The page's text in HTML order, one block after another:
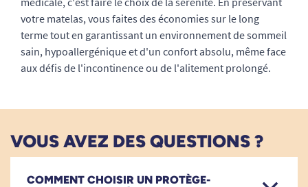
votre matelas, vous faites des économies sur le long
terme tout en garantissant un environnement de sommeil
sain, hypoallergénique et d'un confort absolu, même face
aux défis de l'incontinence ou de l'alitement prolongé.
VOUS AVEZ DES QUESTIONS ?
COMMENT CHOISIR UN PROTÈGE-